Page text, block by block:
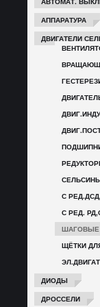
АППАРАТУРА
ДВИГАТЕЛИ
С
С РЕД.
ШАГОВЫЕ
ЩЁТКИ
ДИОДЫ
ДРОССЕЛИ